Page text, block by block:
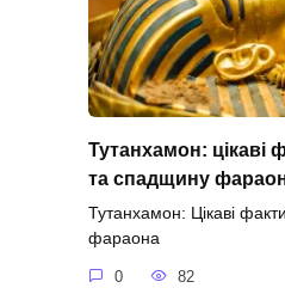
Тутанхамон: цікаві
та спадщину
Тутанхамон: Цікаві
фараона
0 82